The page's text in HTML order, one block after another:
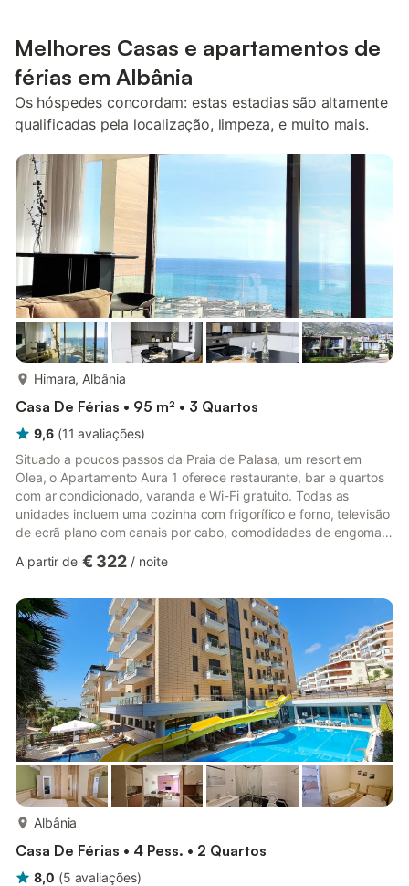
Melhores Casas e apartamentos de
férias em Albânia
Os hóspedes concordam: estas estadias são altamente
qualificadas pela localização, limpeza, e muito mais.
Himara, Albânia
Casa De Férias • 95 m² • 3 Quartos
9,6 (11 avaliações)
Situado a poucos passos da Praia de Palasa, um resort em
Olea, o Apartamento Aura 1 oferece restaurante, bar e quartos
com ar condicionado, varanda e Wi-Fi gratuito. Todas as
unidades incluem uma cozinha com frigorífico e forno, televisão
de ecrã plano com canais por cabo, comodidades de engomar,
banho privativa totalmente equipada inclui um bidé, secador de
gratuito. Se causar danos à propriedade durante a sua estadia,
poderá ter de pagar de acordo com a política de danos ...
A partir de € 322 / noite
Albânia
Casa De Férias • 4 Pess. • 2 Quartos
8,0 (5 avaliações)